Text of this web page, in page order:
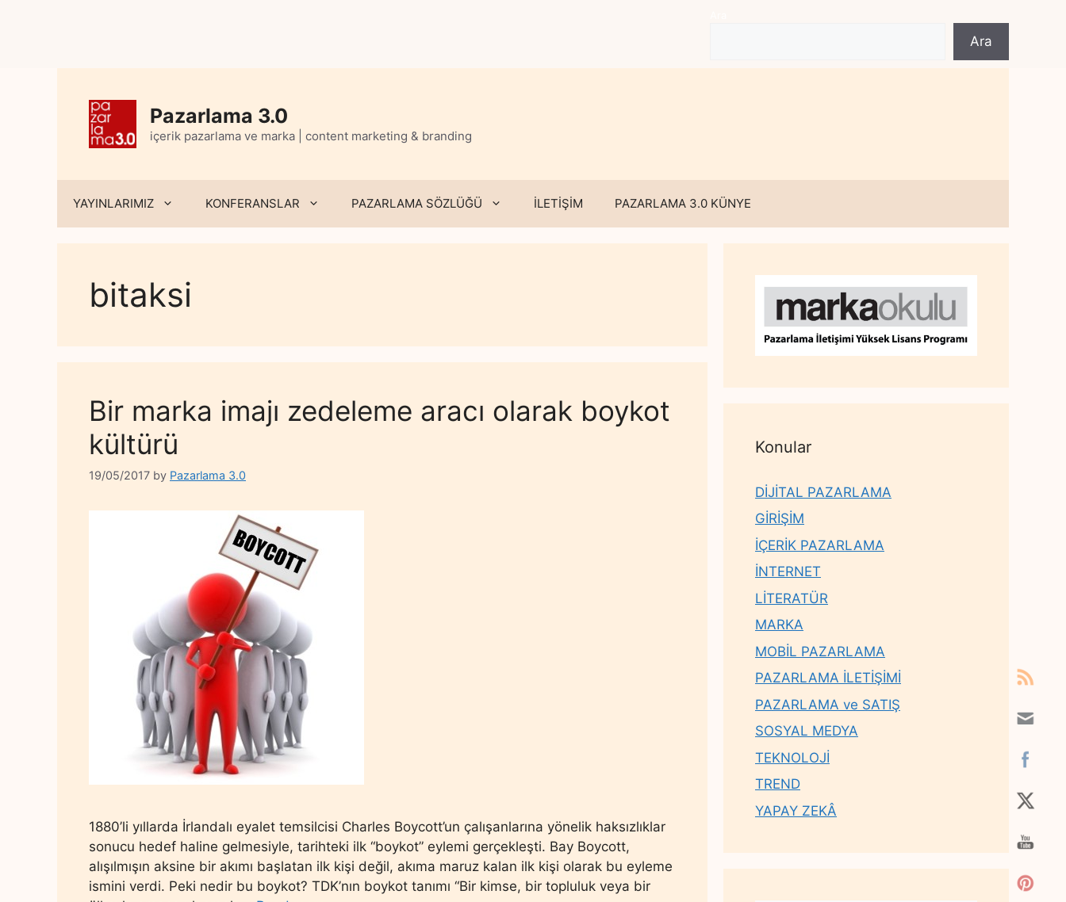
Ara
Pazarlama 3.0
içerik pazarlama ve marka | content marketing & branding
YAYINLARIMIZ KONFERANSLAR PAZARLAMA SÖZLÜĞÜ İLETİŞİM PAZARLAMA 3.0 KÜNYE
bitaksi
Bir marka imajı zedeleme aracı olarak boykot
kültürü
19/05/2017 by Pazarlama 3.0
1880’li yıllarda İrlandalı eyalet temsilcisi Charles Boycott’un çalışanlarına yönelik haksızlıklar
sonucu hedef haline gelmesiyle, tarihteki ilk “boykot” eylemi gerçekleşti. Bay Boycott,
alışılmışın aksine bir akımı başlatan ilk kişi değil, akıma maruz kalan ilk kişi olarak bu eyleme
ismini verdi. Peki nedir bu boykot? TDK’nın boykot tanımı “Bir kimse, bir topluluk veya bir
Konular
DİJİTAL PAZARLAMA
GİRİŞİM
İÇERİK PAZARLAMA
İNTERNET
LİTERATÜR
MARKA
MOBİL PAZARLAMA
PAZARLAMA İLETİŞİMİ
PAZARLAMA ve SATIŞ
SOSYAL MEDYA
TEKNOLOJİ
TREND
YAPAY ZEKÂ